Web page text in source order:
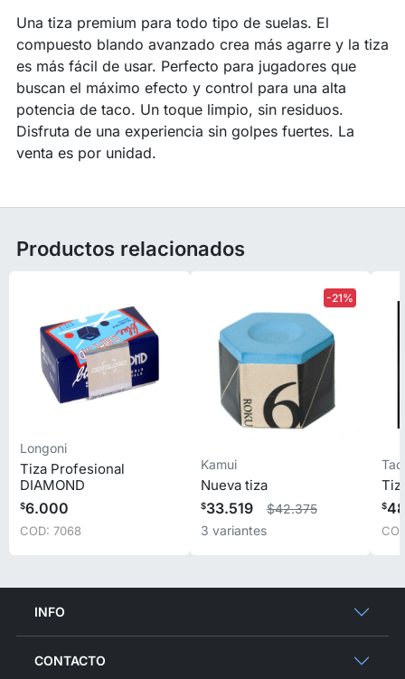
Una tiza premium para todo tipo de suelas. El
compuesto blando avanzado crea más agarre y la tiza
es más fácil de usar. Perfecto para jugadores que
buscan el máximo efecto y control para una alta
potencia de taco. Un toque limpio, sin residuos.
Disfruta de una experiencia sin golpes fuertes. La
venta es por unidad.
Productos relacionados
Longoni
Tiza Profesional
DIAMOND
$6.000
COD: 7068
-21%
Kamui
Nueva tiza
$33.519
$42.375
3 variantes
$
INFO
CONTACTO